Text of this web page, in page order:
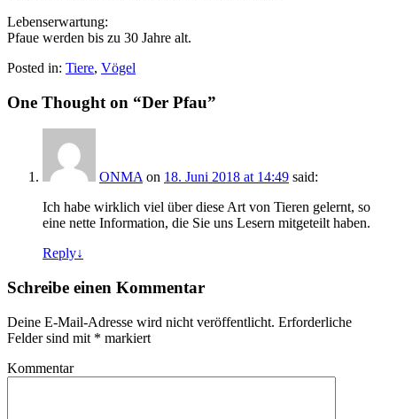
Lebenserwartung:
Pfaue werden bis zu 30 Jahre alt.
Posted in: Tiere, Vögel
One Thought on “Der Pfau”
ONMA on 18. Juni 2018 at 14:49 said:
Ich habe wirklich viel über diese Art von Tieren gelernt, so
eine nette Information, die Sie uns Lesern mitgeteilt haben.
Reply↓
Schreibe einen Kommentar
Deine E-Mail-Adresse wird nicht veröffentlicht. Erforderliche
Felder sind mit * markiert
Kommentar